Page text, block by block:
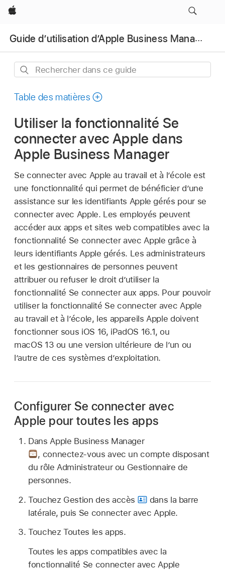
Apple
Guide d’utilisation d’Apple Business Manager
Rechercher
ce
Table des matières
Utiliser la fonctionnalité Se
connecter avec Apple dans
Apple Business Manager
Se connecter avec Apple au travail et à l’école est
une fonctionnalité qui permet de bénéficier d’une
assistance sur les identifiants Apple gérés pour se
connecter avec Apple. Les employés peuvent
accéder aux apps et sites web compatibles avec la
fonctionnalité Se connecter avec Apple grâce à
leurs identifiants Apple gérés. Les administrateurs
et les gestionnaires de personnes peuvent
attribuer ou refuser le droit d’utiliser la
fonctionnalité Se connecter aux apps. Pour pouvoir
utiliser la fonctionnalité Se connecter avec Apple
au travail et à l’école, les appareils Apple doivent
fonctionner sous iOS 16, iPadOS 16.1, ou
macOS 13 ou une version ultérieure de l’un ou
l’autre de ces systèmes d’exploitation.
Configurer Se connecter avec
Apple pour toutes les apps
Dans Apple Business Manager
, connectez‑vous avec un compte disposant
du rôle Administrateur ou Gestionnaire de
personnes.
Touchez Gestion des accès
dans la barre
latérale, puis Se connecter avec Apple.
Touchez Toutes les apps.
Toutes les apps compatibles avec la
fonctionnalité Se connecter avec Apple